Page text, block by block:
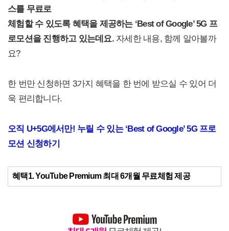
스를 무료로
체험할 수 있도록 혜택을 제공하는 ‘Best of Google’ 5G 프
로모션을 진행하고 있는데요. 자세한 내용, 함께 알아볼까
요?
한 번만 신청하면 3가지 혜택을 한 번에 받으실 수 있어 더
욱 편리합니다.
오직 U+5G에서만! 누릴 수 있는 ‘Best of Google’ 5G 프로
모션 신청하기
혜택1. YouTube Premium 최대 6개월 무료체험 제공